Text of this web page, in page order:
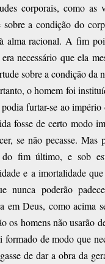
corporais, como as
a condição do
alma racional. A fim
necessário que ela
sobre a condição da
o homem foi
furtar-se ao
fosse de certo modo
se não pecasse.
do fim último, e sob
e a imortalidade
nunca poderão
em Deus, como acima
os homens não usarão
formado de modo que
de dar a obra da